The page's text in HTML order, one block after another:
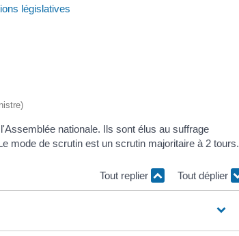
législatives
nationale. Ils sont élus au suffrage
mode de scrutin est un scrutin majoritaire à 2 tours.
Tout replier Tout déplier